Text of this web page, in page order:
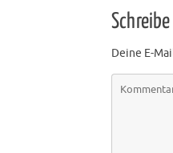
Deine E-